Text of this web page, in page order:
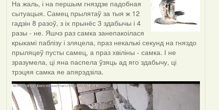
На жаль, і на першым гняздзе падобная
сытуацыя. Самец прылятаў за тыя ж 12
гадзін 8 разоў, з іх прынёс 3 здабычы і 4
разы - не. Яшчэ раз самка занепакоілася
крыкамі паблізу і зляцела, праз некалькі секунд на гняздо
прыляцеў пусты самец, а праз хвіліны - самка. І не
зразумела, ці яна паспела ўзяць ад яго здабычу, ці
трэцяя самка яе апярэдзіла.